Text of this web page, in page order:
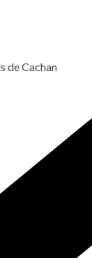
de Cachan